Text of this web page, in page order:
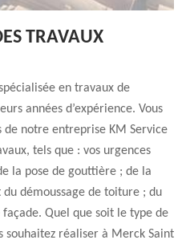
TRAVAUX
en travaux de
années d’expérience. Vous
de notre entreprise KM Service
tels que : vos urgences
la pose de gouttière ; de la
démoussage de toiture ; du
Quel que soit le type de
souhaitez réaliser à Merck Saint